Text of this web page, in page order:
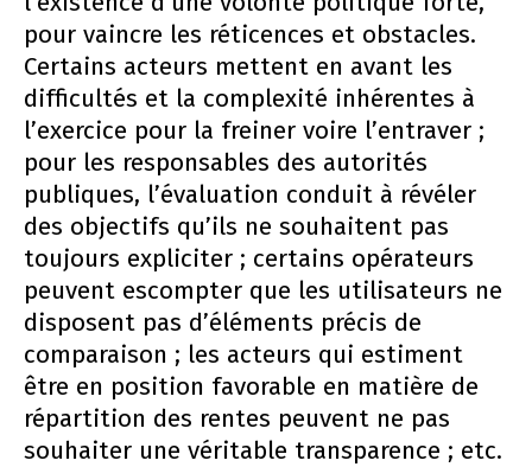
pour vaincre les réticences et obstacles.
Certains acteurs mettent en avant les
difficultés et la complexité inhérentes à
l’exercice pour la freiner voire l’entraver ;
pour les responsables des autorités
publiques, l’évaluation conduit à révéler
des objectifs qu’ils ne souhaitent pas
toujours expliciter ; certains opérateurs
peuvent escompter que les utilisateurs ne
disposent pas d’éléments précis de
comparaison ; les acteurs qui estiment
être en position favorable en matière de
répartition des rentes peuvent ne pas
souhaiter une véritable transparence ; etc.